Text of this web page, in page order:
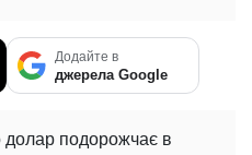
Додайте в
джерела Google
долар подорожчає в